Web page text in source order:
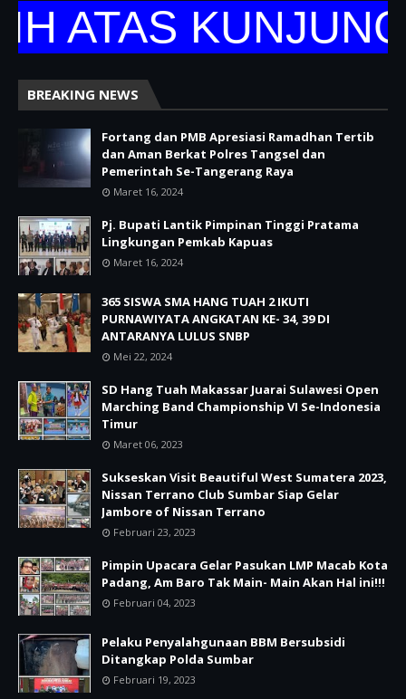
BREAKING NEWS
Fortang dan PMB Apresiasi Ramadhan Tertib
dan Aman Berkat Polres Tangsel dan
Pemerintah Se-Tangerang Raya
Maret 16, 2024
Pj. Bupati Lantik Pimpinan Tinggi Pratama
Lingkungan Pemkab Kapuas
Maret 16, 2024
365 SISWA SMA HANG TUAH 2 IKUTI
PURNAWIYATA ANGKATAN KE- 34, 39 DI
ANTARANYA LULUS SNBP
Mei 22, 2024
SD Hang Tuah Makassar Juarai Sulawesi Open
Marching Band Championship VI Se-Indonesia
Timur
Maret 06, 2023
Sukseskan Visit Beautiful West Sumatera 2023,
Nissan Terrano Club Sumbar Siap Gelar
Jambore of Nissan Terrano
Februari 23, 2023
Pimpin Upacara Gelar Pasukan LMP Macab Kota
Padang, Am Baro Tak Main- Main Akan Hal ini!!!
Februari 04, 2023
Pelaku Penyalahgunaan BBM Bersubsidi
Ditangkap Polda Sumbar
Februari 19, 2023